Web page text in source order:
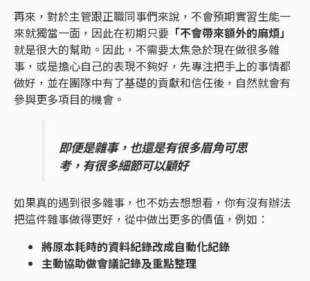
再來，對於主管跟正職同事們來說，不會預期實習生能一
來就獨當一面，因此在初期只要 「不會帶來額外的麻煩」
就是很大的幫助。因此，不需要太焦急於現在做很多雜
事，或是擔心自己的表現不夠好，先專注把手上的事情都
做好，並在團隊中有了基礎的貢獻和信任後，自然就會有
參與更多項目的機會。
即便是雜事，也還是有很多眉角可思
考，有很多細節可以顧好
如果真的遇到很多雜事，也不妨去想想看，你有沒有辦法
把這件雜事做得更好，從中做出更多的價值，例如：
將原本耗時的資料紀錄改成自動化紀錄
主動協助做會議記錄及重點整理